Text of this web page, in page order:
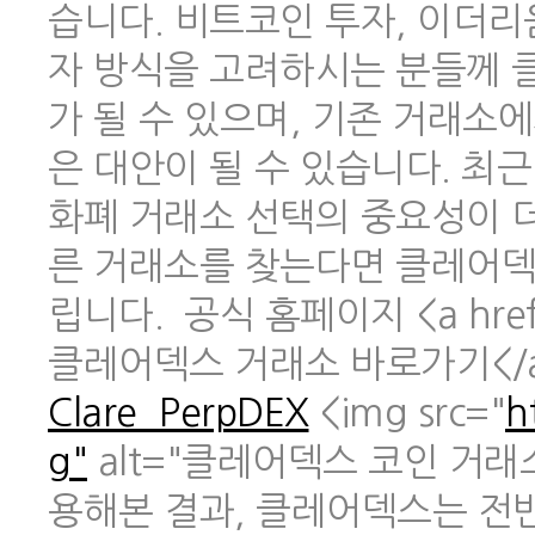
습니다. 비트코인 투자, 이더
자 방식을 고려하시는 분들께
가 될 수 있으며, 기존 거래소
은 대안이 될 수 있습니다. 최
화폐 거래소 선택의 중요성이
른 거래소를 찾는다면 클레어
립니다. 공식 홈페이지 <a
클레어덱스 거래소 바로가기
Clare_PerpDEX <img src="
g" alt="클레어덱스 코인 거래
용해본 결과, 클레어덱스는 전